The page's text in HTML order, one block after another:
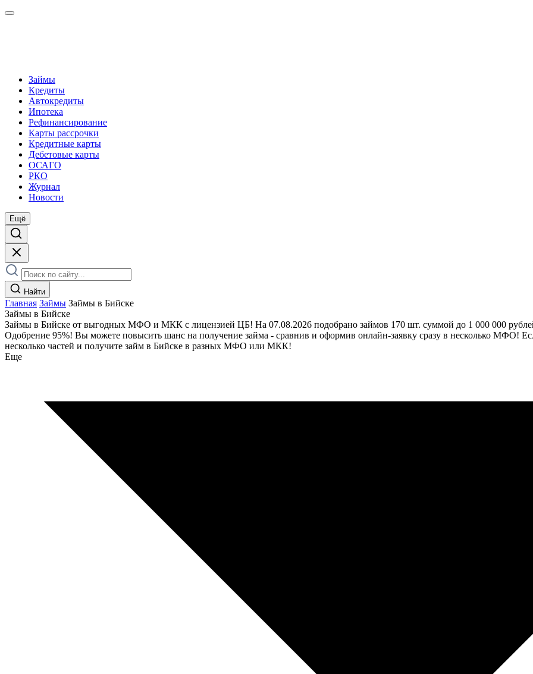
Займы
Кредиты
Автокредиты
Ипотека
Рефинансирование
Карты рассрочки
Кредитные карты
Дебетовые карты
ОСАГО
РКО
Журнал
Новости
Ещё
Найти
Главная Займы Займы в Бийске
Займы в Бийске
Займы в Бийске от выгодных МФО и МКК с лицензией ЦБ! На 07.08.2026 подобрано займов 170 шт. суммой до 1 000 000
Одобрение 95%! Вы можете повысить шанс на получение займа - сравнив и оформив онлайн-заявку сразу в несколько МФО!
несколько частей и получите займ в Бийске в разных МФО или МКК!
Еще